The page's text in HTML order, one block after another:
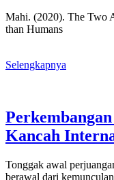
Mahi. (2020). The Two
than Humans
Selengkapnya
Kancah
Tonggak awal
berawal dari